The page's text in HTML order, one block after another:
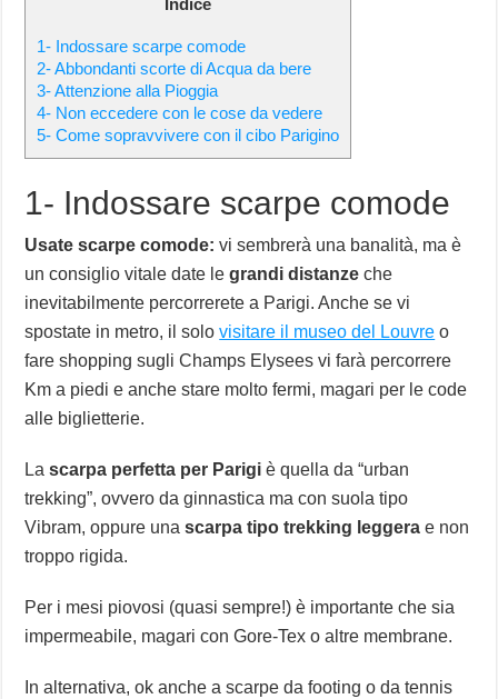
1- Indossare scarpe comode
2- Abbondanti scorte di Acqua da bere
3- Attenzione alla Pioggia
4- Non eccedere con le cose da vedere
5- Come sopravvivere con il cibo Parigino
1- Indossare scarpe comode
Usate scarpe comode: vi sembrerà una banalità, ma è
un consiglio vitale date legrandi distanze che
inevitabilmente percorrerete a Parigi. Anche se vi
spostate in metro, il solovisitare il museo del Louvre o
fare shopping sugli Champs Elysees vi farà percorrere
Km a piedi e anche stare molto fermi, magari per le code
alle biglietterie.
Lascarpa perfetta per Parigi è quella da “urban
trekking”, ovvero da ginnastica ma con suola tipo
Vibram, oppure unascarpa tipo trekking leggera e non
troppo rigida.
Per i mesi piovosi (quasi sempre!) è importante che sia
impermeabile, magari con Gore-Tex o altre membrane.
In alternativa, ok anche a scarpe da footing o da tennis